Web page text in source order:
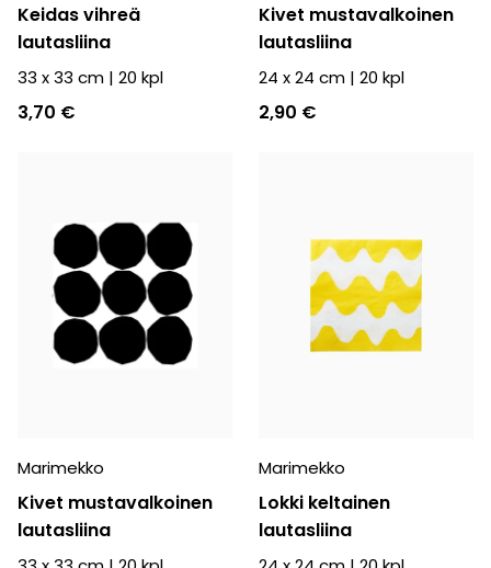
Keidas vihreä
lautasliina
33 x 33 cm | 20 kpl
3,70 €
Kivet mustavalkoinen
lautasliina
24 x 24 cm | 20 kpl
2,90 €
Marimekko
Kivet mustavalkoinen
lautasliina
Marimekko
Lokki keltainen
lautasliina